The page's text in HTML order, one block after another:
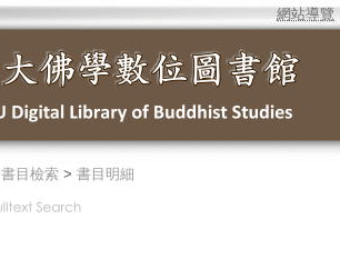
網站導覽
書目檢索 > 書目明細